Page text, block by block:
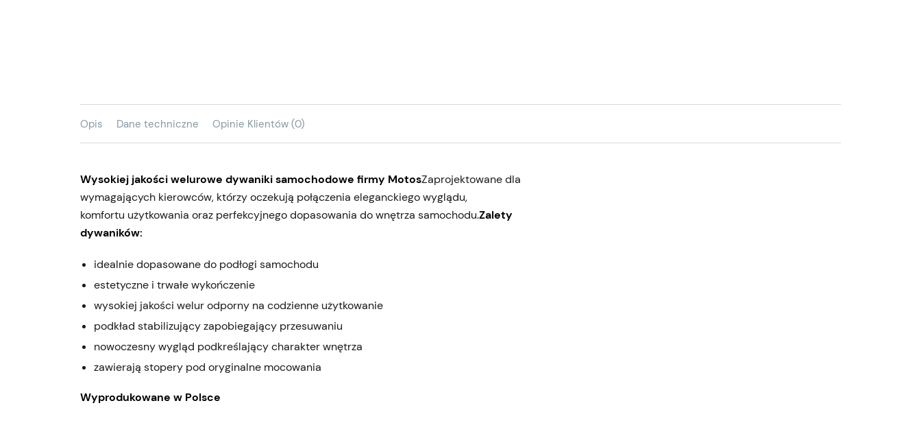
Opis Dane techniczne Opinie Klientów (0)
Wysokiej jakości welurowe dywaniki samochodowe firmy MotosZaprojektowane dla
wymagających kierowców, którzy oczekują połączenia eleganckiego wyglądu,
komfortu użytkowania oraz perfekcyjnego dopasowania do wnętrza samochodu.Zalety
dywaników:
idealnie dopasowane do podłogi samochodu
estetyczne i trwałe wykończenie
wysokiej jakości welur odporny na codzienne użytkowanie
podkład stabilizujący zapobiegający przesuwaniu
nowoczesny wygląd podkreślający charakter wnętrza
zawierają stopery pod oryginalne mocowania
Wyprodukowane w Polsce